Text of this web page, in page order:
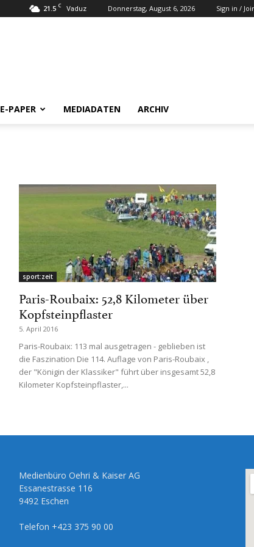
21.5 C Vaduz Donnerstag, August 6, 2026 Sign in /
E-PAPER MEDIADATEN ARCHIV
sport:zeit
Paris-Roubaix: 52,8 Kilometer über
Kopfsteinpflaster
5. April 2016
Paris-Roubaix: 113 mal ausgetragen - geblieben ist
die Faszination Die 114. Auflage von Paris-Roubaix ,
der "Königin der Klassiker" führt über insgesamt 52,8
Kilometer Kopfsteinpflaster,...
Medienbüro Oehri & Kaiser AG
Essanestrasse 116
9492 Eschen
Telefon +423 375 90 00